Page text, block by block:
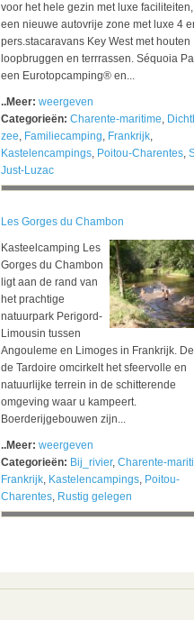
voor het hele gezin met luxe
een nieuwe autovrije zone met luxe 4
pers.stacaravans Key West met houten
loopbruggen en terrrassen. Séquoia
een Eurotopcamping® en...
..Meer: weergeven
Categorieën: Charente-maritime,
zee, Familiecamping, Frankrijk,
Kastelencampings, Poitou-Charentes,
Just-Luzac
Les Gorges du Chambon
Kasteelcamping Les
Gorges du Chambon
ligt aan de rand van
het prachtige
natuurpark Perigord-
Limousin tussen
Angouleme en Limoges in Frankrijk.
de Tardoire omcirkelt het sfeervolle en
natuurlijke terrein in de schitterende
omgeving waar u kampeert.
Boerderijgebouwen zijn...
..Meer: weergeven
Categorieën: Bij_rivier, Charente-
Frankrijk, Kastelencampings, Poitou-
Charentes, Rustig gelegen